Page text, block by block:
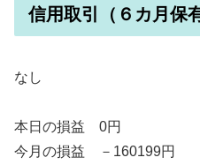
信用取引（６カ月保
なし
本日の損益 0円
今月の損益 －160199円